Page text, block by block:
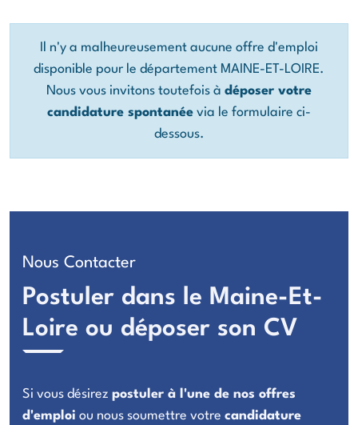
Il n'y a malheureusement aucune offre d'emploi
disponible pour le département MAINE-ET-LOIRE.
Nous vous invitons toutefois à déposer votre
candidature spontanée via le formulaire ci-
dessous.
Nous Contacter
Postuler dans le Maine-Et-
Loire ou déposer son CV
Si vous désirez postuler à l'une de nos offres
d'emploi ou nous soumettre votre candidature